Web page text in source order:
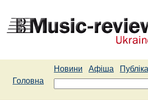
Новини Афіша
Головна